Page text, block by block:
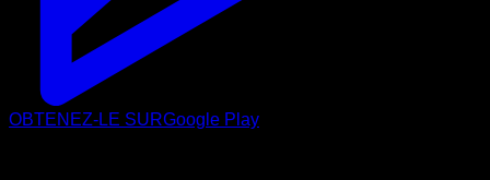
OBTENEZ-LE SURGoogle Play